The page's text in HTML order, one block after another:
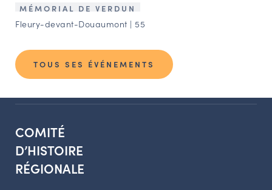
MÉMORIAL DE VERDUN
Fleury-devant-Douaumont | 55
TOUS SES ÉVÉNEMENTS
COMITÉ
D’HISTOIRE
RÉGIONALE